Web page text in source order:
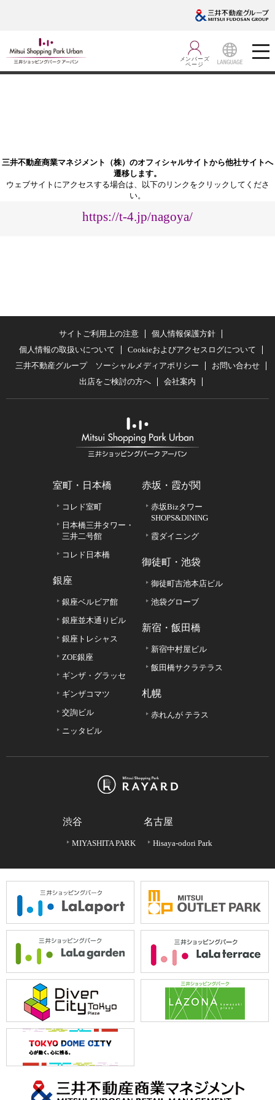
メンバーズ
ページ
三井不動産商業マネジメント（株）のオフィシャルサイトから他社サイトへ
遷移します。
ウェブサイトにアクセスする場合は、以下のリンクをクリックしてくださ
い。
https://t-4.jp/nagoya/
サイトご利用上の注意
個人情報保護方針
個人情報の取扱いについて
Cookieおよびアクセスログについて
三井不動産グループ ソーシャルメディアポリシー
お問い合わせ
出店をご検討の方へ
会社案内
室町・日本橋
コレド室町
日本橋三井タワー・
三井二号館
コレド日本橋
銀座
銀座ベルビア館
銀座並木通りビル
銀座トレシャス
ZOE銀座
ギンザ・グラッセ
ギンザコマツ
交詢ビル
ニッタビル
赤坂・霞が関
赤坂Bizタワー
SHOPS&DINING
霞ダイニング
御徒町・池袋
御徒町吉池本店ビル
池袋グローブ
新宿・飯田橋
新宿中村屋ビル
飯田橋サクラテラス
札幌
赤れんが テラス
渋谷
MIYASHITA PARK
名古屋
Hisaya-odori Park